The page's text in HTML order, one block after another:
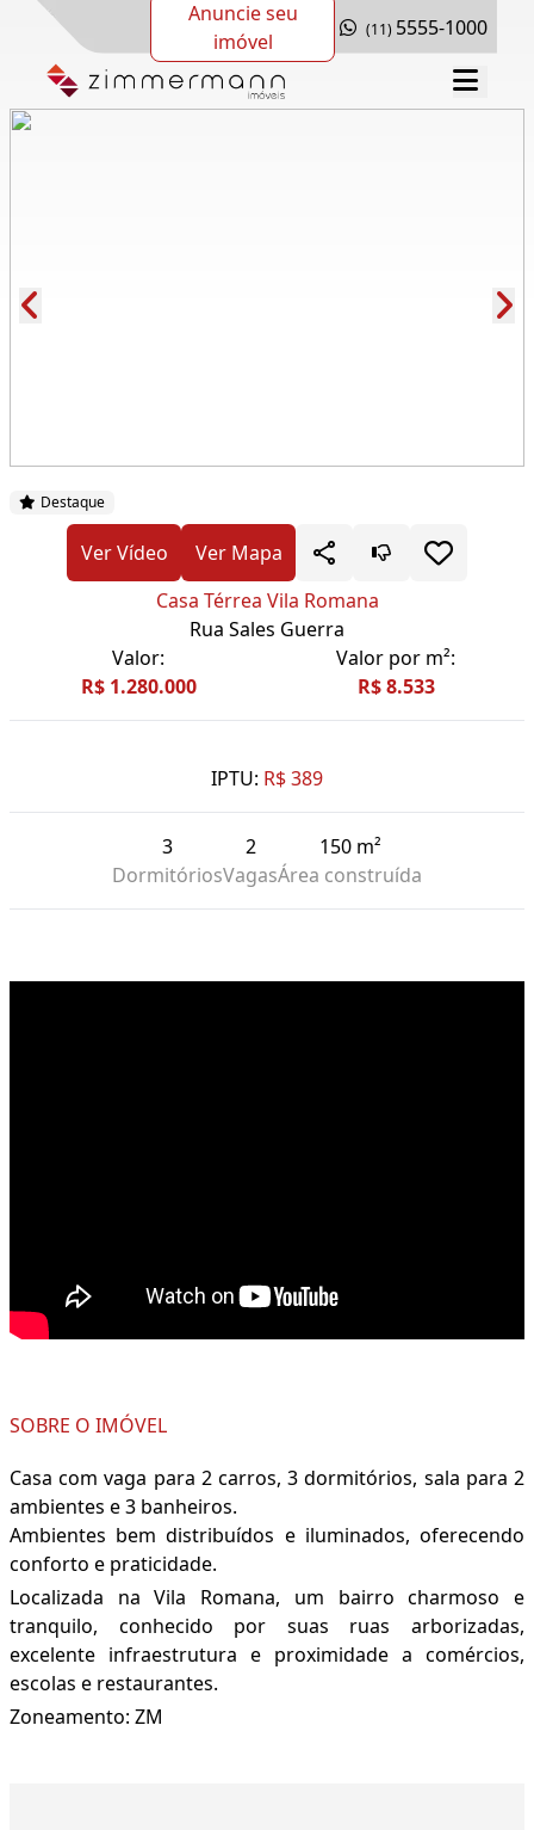
Anuncie seu
imóvel
(11) 5555-1000
Destaque
Ver Vídeo
Ver Mapa
Casa Térrea Vila Romana
Rua Sales Guerra
Valor:
R$ 1.280.000
Valor por m²:
R$ 8.533
IPTU: R$ 389
3
Dormitórios
2
Vagas
150 m²
Área construída
SOBRE O IMÓVEL
Casa com vaga para 2 carros, 3 dormitórios, sala para 2
ambientes e 3 banheiros.
Ambientes bem distribuídos e iluminados, oferecendo
conforto e praticidade.
Localizada na Vila Romana, um bairro charmoso e
tranquilo, conhecido por suas ruas arborizadas,
excelente infraestrutura e proximidade a comércios,
escolas e restaurantes.
Zoneamento: ZM